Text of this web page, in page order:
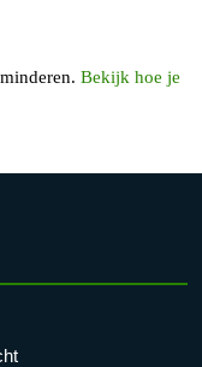
Bekijk hoe je